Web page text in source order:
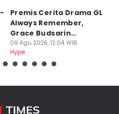
Premis Cerita Drama GL
Always Remember,
Grace Budsarin
Comeback
09 Agu 2026, 12:04 WIB
Hype